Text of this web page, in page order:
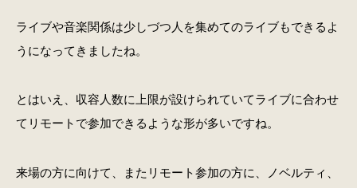
ライブや音楽関係は少しづつ人を集めてのライブもできるよ
うになってきましたね。
とはいえ、収容人数に上限が設けられていてライブに合わせ
てリモートで参加できるような形が多いですね。
来場の方に向けて、またリモート参加の方に、ノベルティ、